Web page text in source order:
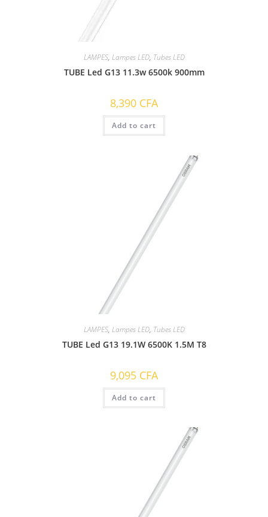
LAMPES, Lampes LED, Tubes LED
TUBE Led G13 11.3w 6500k 900mm
8,390 CFA
Add to cart
LAMPES, Lampes LED, Tubes LED
TUBE Led G13 19.1W 6500K 1.5M T8
9,095 CFA
Add to cart